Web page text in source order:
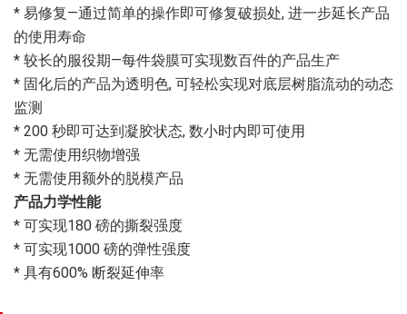
* 易修复—通过简单的操作即可修复破损处, 进一步延长产品
的使用寿命
* 较长的服役期—每件袋膜可实现数百件的产品生产
* 固化后的产品为透明色, 可轻松实现对底层树脂流动的动态
监测
* 200 秒即可达到凝胶状态, 数小时内即可使用
* 无需使用织物增强
* 无需使用额外的脱模产品
产品力学性能
* 可实现180 磅的撕裂强度
* 可实现1000 磅的弹性强度
* 具有600% 断裂延伸率